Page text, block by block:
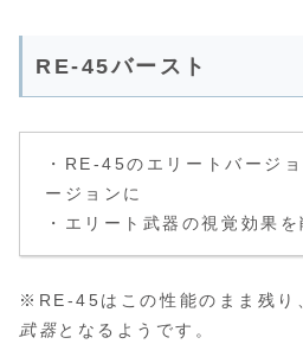
RE-45バースト
・RE-45のエリートバージ
ージョンに
・エリート武器の視覚効果を
※RE-45はこの性能のまま残り
武器となるようです。